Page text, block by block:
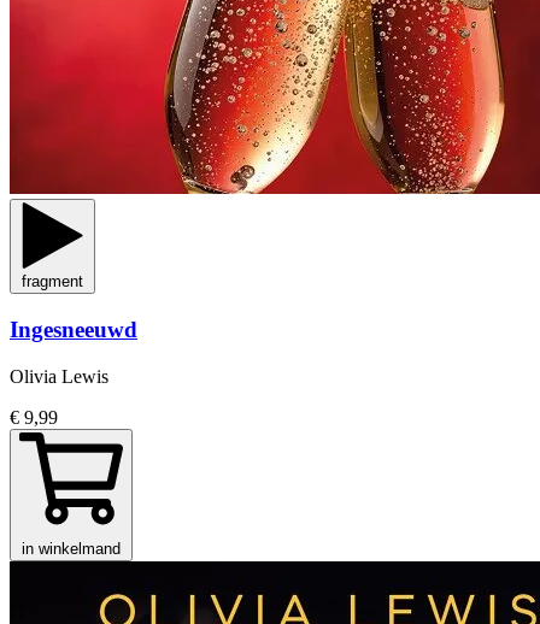
fragment
Ingesneeuwd
Olivia Lewis
€ 9,99
in winkelmand